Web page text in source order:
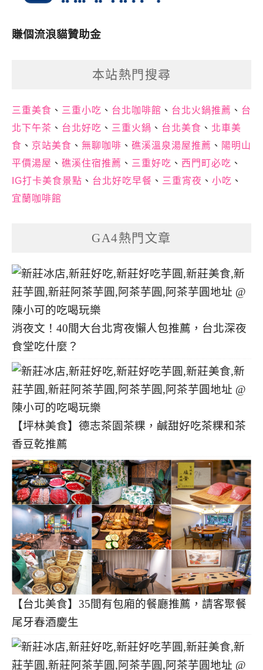
賺個流浪貓贊助金
本站熱門搜尋
三重美食 、 三重小吃 、 台北咖啡館 、 台北火鍋推薦 、 台
北下午茶 、 台北好吃 、 三重火鍋 、 台北美食 、 北車美
食 、 京站美食 、 無聊咖啡 、 礁溪溫泉湯屋推薦 、 陽明山
平價湯屋 、 礁溪住宿推薦 、 三重好吃 、 西門町必吃 、
IG打卡美食景點 、 台北好吃早餐 、 三重宵夜 、 小吃 、
宜蘭咖啡館
GA4熱門文章
消夜文！40間大台北宵夜懶人包推薦，台北深夜
食堂吃什麼？
【坪林美食】德志茶園茶粿，鹹甜好吃茶粿和茶
香豆乾推薦
【台北美食】35間有包廂的餐廳推薦，請客聚餐
尾牙春酒慶生